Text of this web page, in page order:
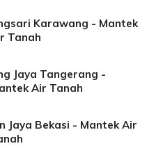
Karawang - Mantek
Tanah
Jaya Tangerang -
Air Tanah
Jaya Bekasi - Mantek Air